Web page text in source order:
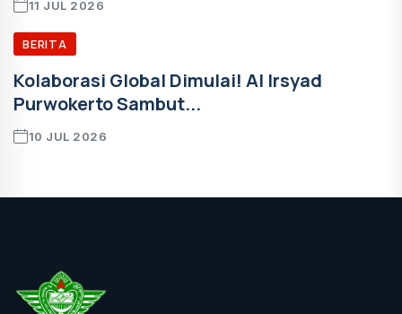
11 JUL 2026
BERITA
Kolaborasi Global Dimulai! Al Irsyad
Purwokerto Sambut...
10 JUL 2026